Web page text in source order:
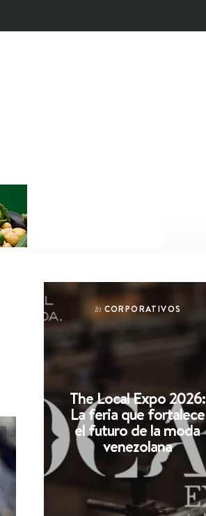
In CORPORATIVOS
The Local Expo 2026:
La feria que fortalece
el futuro de la moda
venezolana